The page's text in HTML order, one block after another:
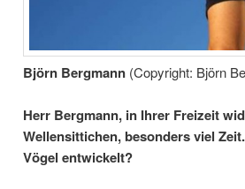
Björn Bergmann (Copyright: Björn
Herr Bergmann, in Ihrer Freizeit
Wellensittichen, besonders viel
Vögel entwickelt?